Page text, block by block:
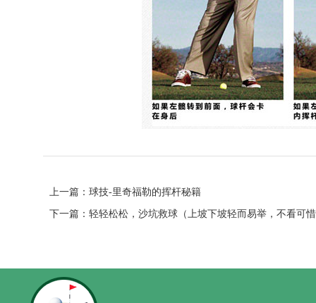
上一篇： 球技-里奇福勒的挥杆秘籍
下一篇： 轻轻松松，沙坑救球（上坡下坡轻而易举，不看可